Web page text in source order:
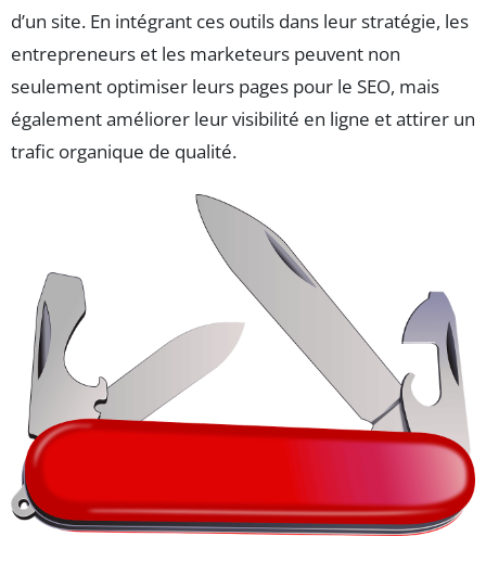
d’un site. En intégrant ces outils dans leur stratégie, les
entrepreneurs et les marketeurs peuvent non
seulement optimiser leurs pages pour le SEO, mais
également améliorer leur visibilité en ligne et attirer un
trafic organique de qualité.